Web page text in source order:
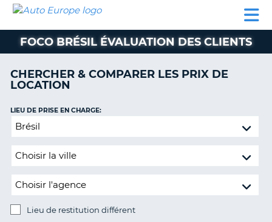
LOCATION
VOITURE
CAMPING-
CAR
CLIENT
AUTO
EUROPE
LOCATION
VOITURE
CAMPING-
CAR
PARTENAIRES
SUPPORT
CLIENT
COMPTE
MA
FOCO BRÉSIL ÉVALUATION DES CLIENTS
CHERCHER & COMPARER LES PRIX DE
LOCATION
Lieu
restitution
LIEU DE PRISE EN CHARGE:
Lieu de restitution différent